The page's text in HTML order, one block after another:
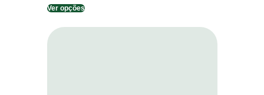
Ver opções